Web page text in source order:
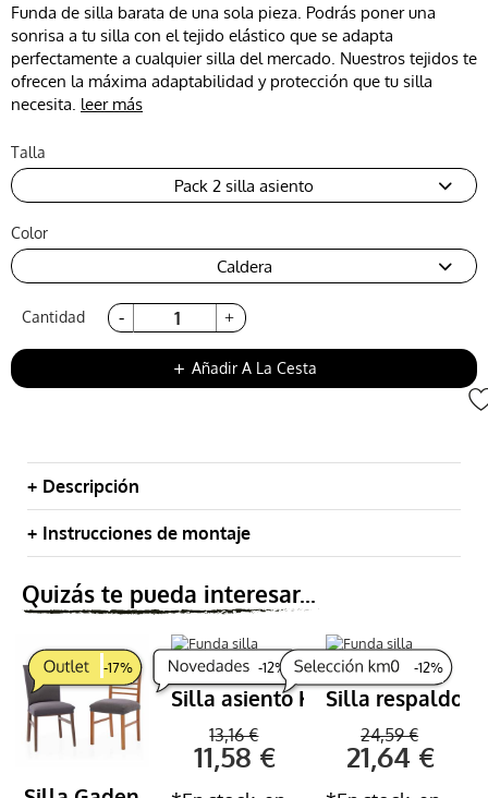
Funda de silla barata de una sola pieza. Podrás poner una
sonrisa a tu silla con el tejido elástico que se adapta
perfectamente a cualquier silla del mercado. Nuestros tejidos te
ofrecen la máxima adaptabilidad y protección que tu silla
necesita. leer más
Talla
Pack 2 silla asiento
Color
Caldera
add Añadir A La Cesta
Cantidad
Descripción
Instrucciones de montaje
Quizás te pueda interesar...
-17% -12%
Silla asiento Kabe
13,16 €
11,58 €
-12%
Silla respaldo
24,59 €
21,64 €